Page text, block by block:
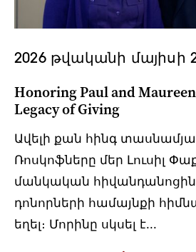
2026 թվականի մայիսի
Honoring Paul and
Legacy of Giving
Ավելի քան հինգ
Ռոսկոֆները մեր Լուսիլ
մանկական
դոնորների համայնքի
եղել։ Մորինը սկսել է...